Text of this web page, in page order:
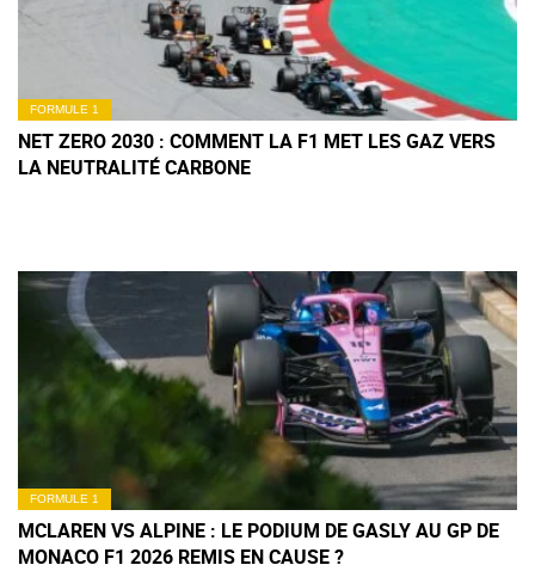
FORMULE 1
NET ZERO 2030 : COMMENT LA F1 MET LES GAZ VERS
LA NEUTRALITÉ CARBONE
FORMULE 1
MCLAREN VS ALPINE : LE PODIUM DE GASLY AU GP DE
MONACO F1 2026 REMIS EN CAUSE ?